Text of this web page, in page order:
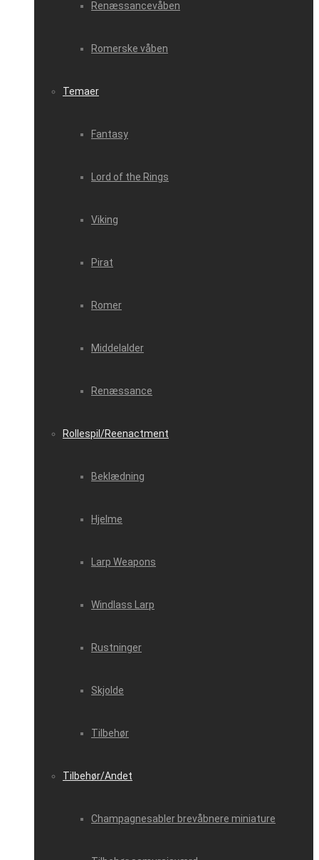
Renæssancevåben
Romerske våben
Temaer
Fantasy
Lord of the Rings
Viking
Pirat
Romer
Middelalder
Renæssance
Rollespil/Reenactment
Beklædning
Hjelme
Larp Weapons
Windlass Larp
Rustninger
Skjolde
Tilbehør
Tilbehør/Andet
Champagnesabler brevåbnere miniature